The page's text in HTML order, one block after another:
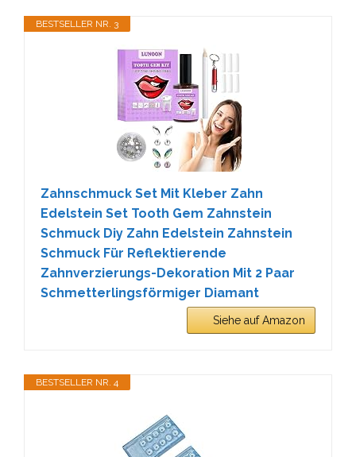
BESTSELLER NR. 3
Zahnschmuck Set Mit Kleber Zahn
Edelstein Set Tooth Gem Zahnstein
Schmuck Diy Zahn Edelstein Zahnstein
Schmuck Für Reflektierende
Zahnverzierungs-Dekoration Mit 2 Paar
Schmetterlingsförmiger Diamant
Siehe auf Amazon
BESTSELLER NR. 4